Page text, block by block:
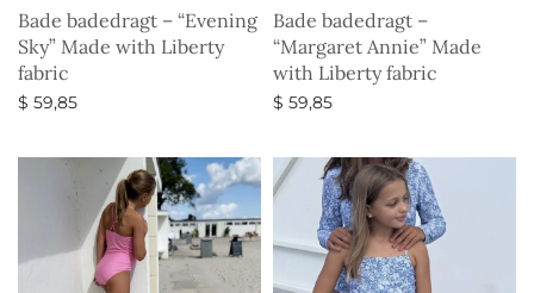
Bade badedragt – “Evening
Sky” Made with Liberty
fabric
$ 59,85
Bade badedragt –
“Margaret Annie” Made
with Liberty fabric
$ 59,85